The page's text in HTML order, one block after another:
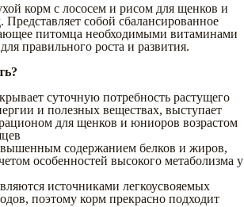
корм с лососем и рисом для щенков и
собой сбалансированное
питомца необходимыми витаминами
правильного роста и развития.
суточную потребность растущего
и полезных веществах, выступает
для щенков и юниоров возрастом
содержанием белков и жиров,
особенностей высокого метаболизма у
источниками легкоусвояемых
поэтому корм прекрасно подходит